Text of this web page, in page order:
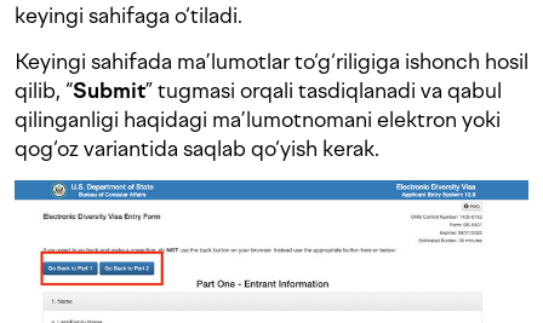
keyingi sahifaga o‘tiladi.
Keyingi sahifada ma’lumotlar to‘g‘riligiga ishonch hosil
qilib, “Submit” tugmasi orqali tasdiqlanadi va qabul
qilinganligi haqidagi ma’lumotnomani elektron yoki
qog‘oz variantida saqlab qo‘yish kerak.